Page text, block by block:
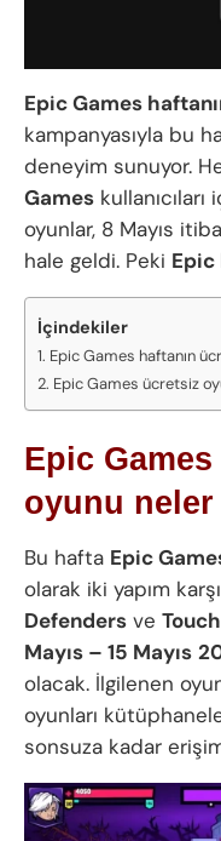
Epic Games
kampanyasıyla bu
deneyim sunuyor.
Games
oyunlar, 8 Mayıs
hale geldi. Peki Epic
İçindekiler
Epic Games haftanın
Epic Games ücretsiz
Epic
oyunu
Bu hafta Epic
olarak iki yapım
Defenders ve
Mayıs – 15 Mayıs
olacak. İlgilenen
oyunları
sonsuza kadar